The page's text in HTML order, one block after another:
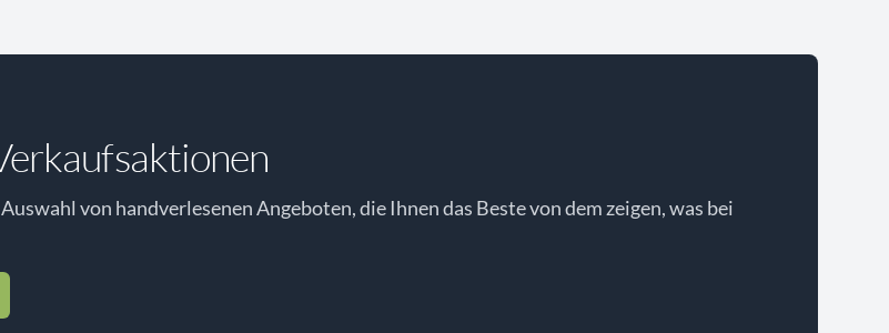
von handverlesenen Angeboten, die Ihnen das Beste von dem zeigen, was bei